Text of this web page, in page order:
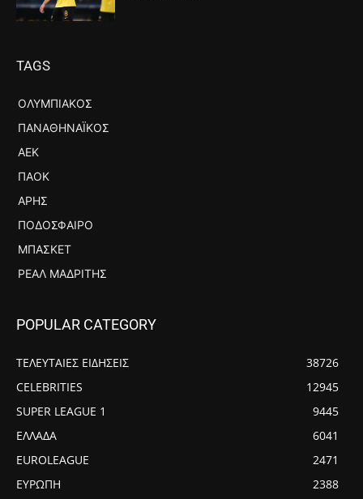
TAGS
ΟΛΥΜΠΙΑΚΌΣ
ΠΑΝΑΘΗΝΑΪΚΌΣ
ΑΕΚ
ΠΑΟΚ
ΆΡΗΣ
ΠΟΔΌΣΦΑΙΡΟ
ΜΠΆΣΚΕΤ
ΡΕΆΛ ΜΑΔΡΊΤΗΣ
POPULAR CATEGORY
ΤΕΛΕΥΤΑΙΕΣ ΕΙΔΗΣΕΙΣ
38726
CELEBRITIES
12945
SUPER LEAGUE 1
9445
ΕΛΛΑΔΑ
6041
EUROLEAGUE
2471
ΕΥΡΩΠΗ
2388